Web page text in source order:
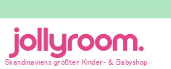
till
innehållet
Skandinaviens größter Kinder- & Babyshop